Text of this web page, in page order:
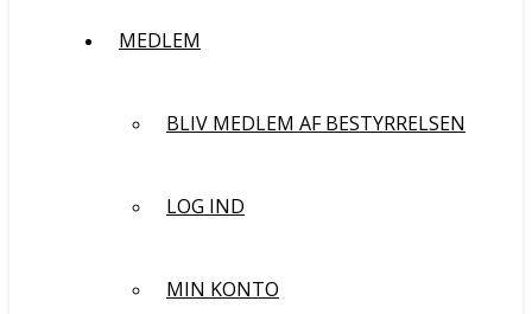
MEDLEM
BLIV MEDLEM AF BESTYRRELSEN
LOG IND
MIN KONTO